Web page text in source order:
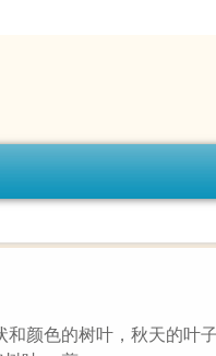
颜色的树叶，秋天的叶